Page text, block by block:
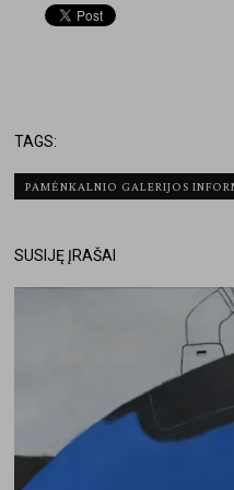
TAGS:
PAMĖNKALNIO GALERIJOS
SUSIJĘ ĮRAŠAI